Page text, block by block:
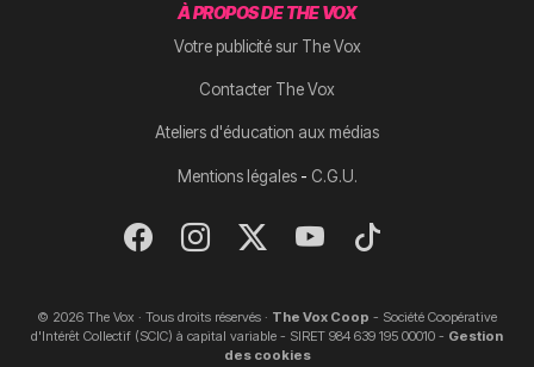
À PROPOS DE THE VOX
Votre publicité sur The Vox
Contacter The Vox
Ateliers d'éducation aux médias
Mentions légales- C.G.U.
© 2026 The Vox · Tous droits réservés · The Vox Coop - Société Coopérative
d'Intérêt Collectif (SCIC) à capital variable - SIRET 984 639 195 00010 - Gestion
des cookies